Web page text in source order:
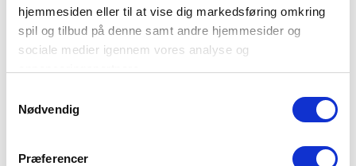
hjemmesiden eller til at vise dig markedsføring omkring
spil og tilbud på denne samt andre hjemmesider og
sociale medier igennem vores analyse og
Du kan læse mere om vores brug af cookies under
"Detaljer" eller ved at klikke videre til vores Cookiepolitik,
Nødvendig
Præferencer